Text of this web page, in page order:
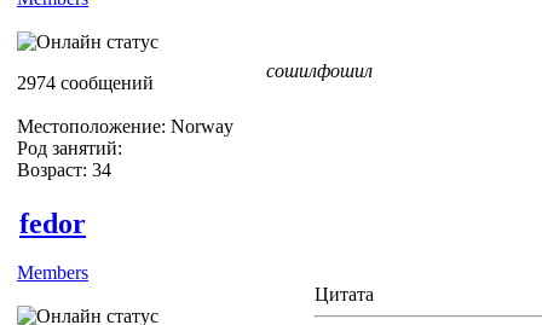
2974 сообщений
Местоположение: Norway
Род занятий:
Возраст: 34
сошилфошил
fedor
Members
Цитата